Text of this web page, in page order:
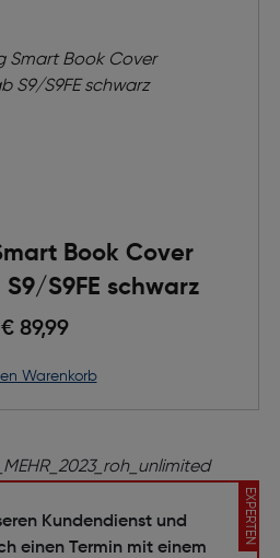
Book Cover
S9FE schwarz
€ 89,99
Warenkorb
EXPERTEN
Kundendienst und
einen Termin mit einem